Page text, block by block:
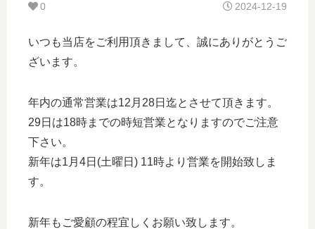
0 2024-12-19
いつも当店をご利用頂きまして、誠にありがとうご
ざいます。
年内の通常営業は12月28日迄とさせて頂きます。
29日は18時までの時短営業となりますのでご注意
下さい。
新年は1月4日(土曜日) 11時より営業を開始致しま
す。
新年もご愛顧の程宜しくお願い致します。